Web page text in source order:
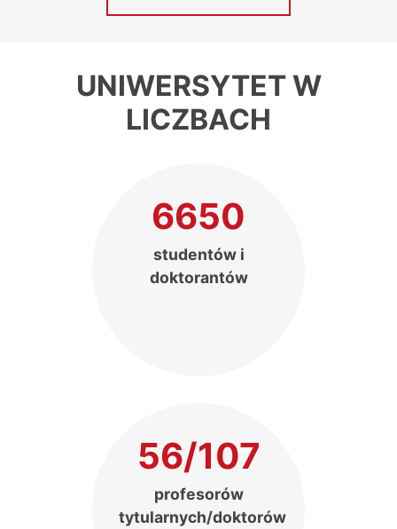
UNIWERSYTET W
LICZBACH
6650
studentów i
doktorantów
56/107
profesorów
tytularnych/doktorów